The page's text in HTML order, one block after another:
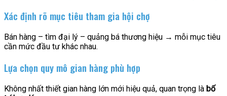
Xác định rõ mục tiêu tham gia hội chợ
Bán hàng – tìm đại lý – quảng bá thương hiệu → mỗi mục tiêu
cần mức đầu tư khác nhau.
Lựa chọn quy mô gian hàng phù hợp
Không nhất thiết gian hàng lớn mới hiệu quả, quan trọng là bố